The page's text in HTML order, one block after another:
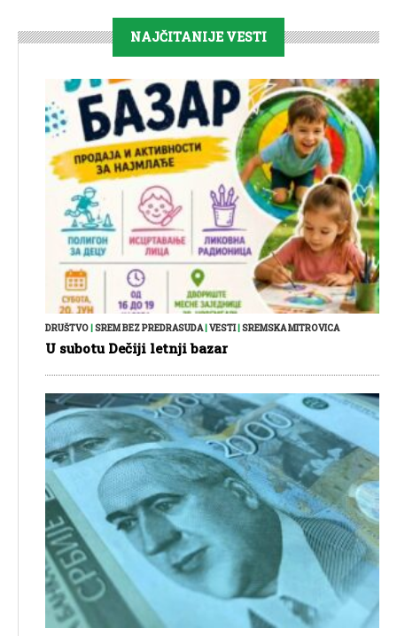
NAJČITANIJE VESTI
DRUŠTVO SREM BEZ PREDRASUDA| VESTI| SREMSKA MITROVICA
U subotu Dečiji letnji bazar